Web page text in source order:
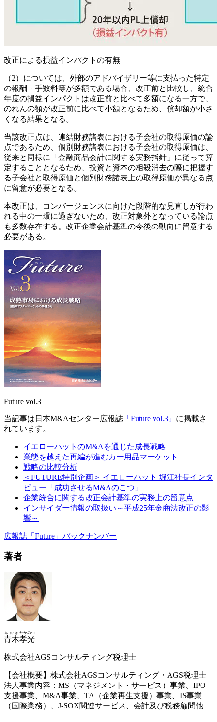
改正による損益インパクトの有無
（2）については、外部のアドバイザリー等に支払った特定
の報酬・手数料等が多額である場合、改正前と比較し、統合
年度の損益インパクトは改正前と比べて多額になる一方で、
のれんの額が改正前に比べて小額となるため、償却額が小さ
くなる結果となる。
当該改正点は、連結財務諸表における子会社の取得原価の論
点であるため、個別財務諸表における子会社の取得原価は、
従来と同様に「金融商品会計に関する実務指針」に従って算
定することとなるため、投資と資本の相殺消去の際に把握す
る子会社と取得原価と個別財務諸表上の取得原価が異なる点
に留意が必要となる。
本改正は、コンバージェンスに向けた段階的な見直しが行わ
れる中の一環に過ぎないため、改正対象外となっている論点
も多数存在する。改正企業会計基準の今後の動向に留意する
必要がある。
Future vol.3
当記事は日本M&Aセンター広報誌 「Future vol.3」 に掲載さ
れています。
イエローハットのM&Aを通じた成長戦略
業態を越えた再編が進むカー用品マーケット
戦略の比較分析
＜FUTURE特別企画＞ イエローハット 堀江社長インタ
ビュー「成功させるM&Aのこつ」
企業統合に関する改正会計基準の実務上の留意点
インサイダー情報の取扱い～平成25年金商法改正の影
響～
広報誌「Future」バックナンバー
著者
青木
あおき
孝光
たかみつ
株式会社AGSコンサルティング税理士
【会社概要】株式会社AGSコンサルティング・AGS税理士
法人事業内容：MS（マネジメント・サービス）事業、IPO
支援事業、M&A事業、TA（企業再生支援）事業、IS事業
（国際業務）、J-SOX関連サービス、会計及び税務顧問他